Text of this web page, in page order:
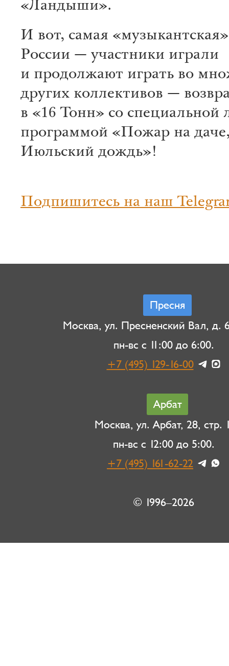
«Ландыши».
И вот, самая
России — участники играли
и продолжают играть во
других коллективов —
в «16 Тонн» со специальной
программой «Пожар на
Июльский дождь»!
Подпишитесь на наш
Пресня
Москва, ул. Пресненский Вал, д.
пн-вс с 11:00 до 6:00.
+7 (495) 129-16-00
Арбат
Москва, ул. Арбат, 28, стр.
пн-вс с 12:00 до 5:00.
+7 (495) 161-62-22
© 1996–2026